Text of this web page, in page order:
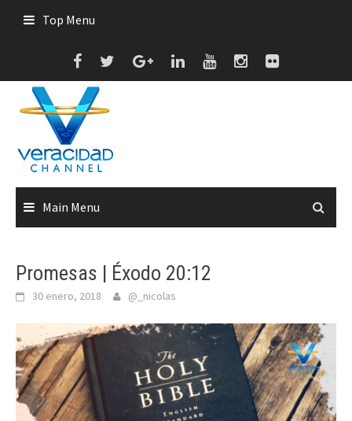
Top Menu
Main Menu
Promesas | Éxodo 20:12
30 enero, 2018 @_nicolas